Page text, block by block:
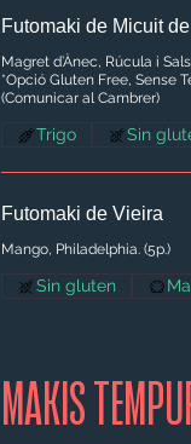
Futomaki de Micuit
Magret d’Ànec, Rúcula i
*Opció Gluten Free, Sense
(Comunicar al Cambrer)
Trigo Sin
Futomaki de Vieira
Mango, Philadelphia. (5p.)
Sin gluten
MAKIS